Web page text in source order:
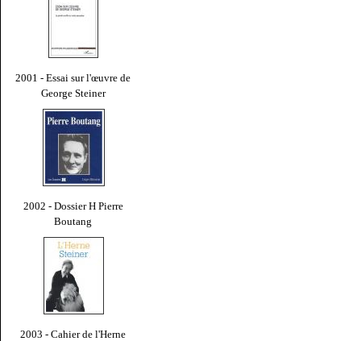
2001 - Essai sur l'œuvre de
George Steiner
2002 - Dossier H Pierre
Boutang
2003 - Cahier de l'Herne